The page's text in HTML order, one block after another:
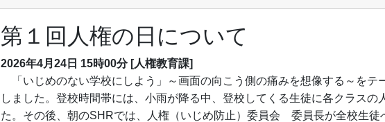
第１回人権の日について
2026年4月24日 15時00分 [人権教育課]
「いじめのない学校にしよう」～画面の向こう側の痛みを想像する～をテ
しました。登校時間帯には、小雨が降る中、登校してくる生徒に各クラスの
た。その後、朝のSHRでは、人権（いじめ防止）委員会 委員長が全校生徒